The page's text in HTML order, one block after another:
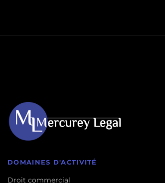
DOMAINES D'ACTIVITÉ
Droit commercial